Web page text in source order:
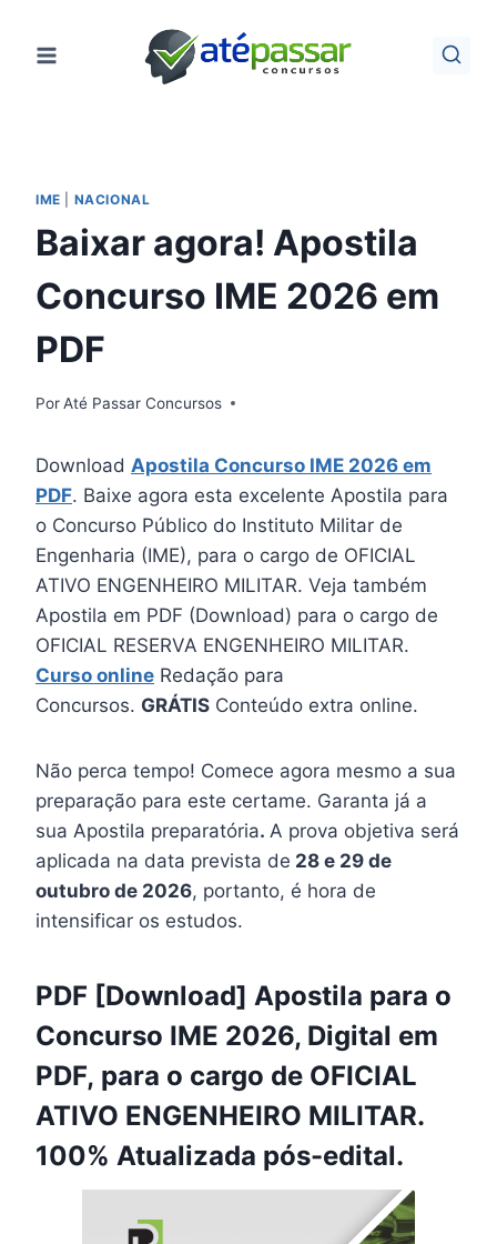
para
IME NACIONAL
Baixar agora! Apostila
Concurso IME 2026 em
PDF
PorAté Passar Concursos
Download Apostila Concurso IME 2026 em
PDF. Baixe agora esta excelente Apostila para
o Concurso Público do Instituto Militar de
Engenharia (IME), para o cargo de OFICIAL
ATIVO ENGENHEIRO MILITAR. Veja também
Apostila em PDF (Download) para o cargo de
OFICIAL RESERVA ENGENHEIRO MILITAR.
Curso online Redação para
Concursos. GRÁTIS Conteúdo extra online.
Não perca tempo! Comece agora mesmo a sua
preparação para este certame. Garanta já a
sua Apostila preparatória. A prova objetiva será
aplicada na data prevista de 28 e 29 de
outubro de 2026, portanto, é hora de
intensificar os estudos.
PDF [Download] Apostila para o
Concurso IME 2026, Digital em
PDF, para o cargo de OFICIAL
ATIVO ENGENHEIRO MILITAR.
100% Atualizada pós-edital.